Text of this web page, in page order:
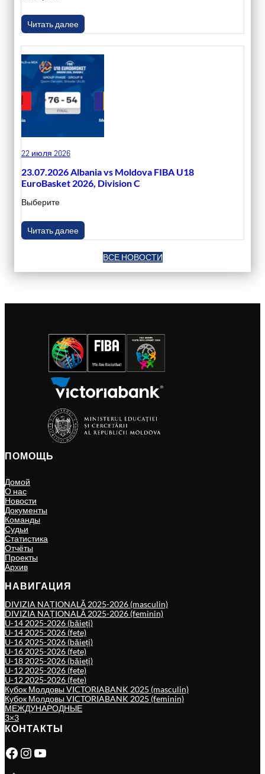
Читать далее
22 июля 2026
23.07.2026 Albania vs Moldova FIBA U18
EuroBasket 2026, Division C
Выберите
Читать далее
ВСЕ НОВОСТИ
ПОМОЩЬ
Домой
О нас
Новости
Документы
Команды
Судьи
Статистика
Отчёты
Проекты
Архив
НАВИГАЦИЯ
DIVIZIA NAȚIONALĂ 2025-2026 (masculin)
DIVIZIA NAȚIONALĂ 2025-2026 (feminin)
U-14 2025-2026 (băieți)
U-14 2025-2026 (fete)
U-16 2025-2026 (băieți)
U-16 2025-2026 (fete)
U-18 2025-2026 (băieți)
U-12 2025-2026 (fete)
U-12 2025-2026 (fete)
Кубок Молдовы VICTORIABANK 2025 (masculin)
Кубок Молдовы VICTORIABANK 2025 (feminin)
МЕЖДУНАРОДНЫЕ
3×3
КОНТАКТЫ
Facebook Instagram YouTube